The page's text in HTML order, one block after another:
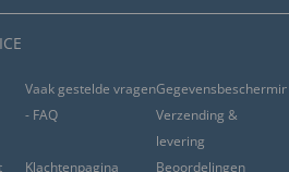
Vaak gestelde vragen
- FAQ
Gegevensbescherming
Verzending &
levering
Klachtenpagina Beoordelingen